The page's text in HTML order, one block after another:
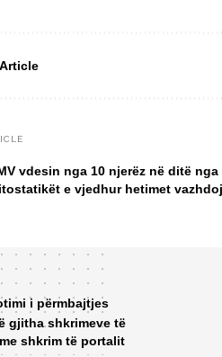
vdesin nga 10 njerëz në ditë nga
e vjedhur hetimet
gjitha shkrimeve të
shkrim të portalit